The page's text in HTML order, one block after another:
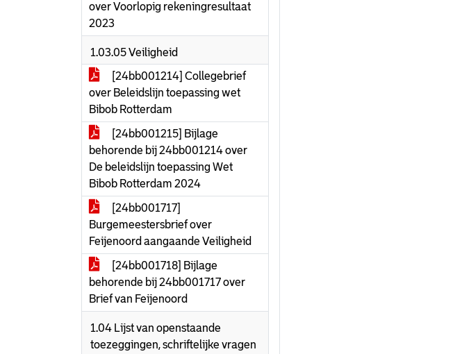
over Voorlopig rekeningresultaat
2023
1.03.05 Veiligheid
[24bb001214] Collegebrief
over Beleidslijn toepassing wet
Bibob Rotterdam
[24bb001215] Bijlage
behorende bij 24bb001214 over
De beleidslijn toepassing Wet
Bibob Rotterdam 2024
[24bb001717]
Burgemeestersbrief over
Feijenoord aangaande Veiligheid
[24bb001718] Bijlage
behorende bij 24bb001717 over
Brief van Feijenoord
1.04 Lijst van openstaande
toezeggingen, schriftelijke vragen